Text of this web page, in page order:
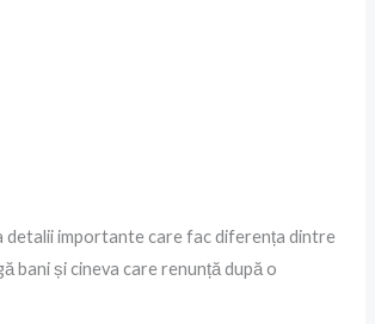
detalii importante care fac diferența dintre
bani și cineva care renunță după o